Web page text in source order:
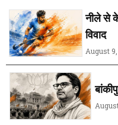
नीले से
विवाद
August